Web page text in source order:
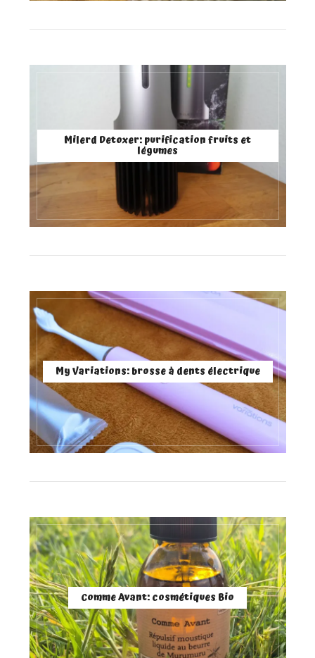
Milerd Detoxer: purification fruits et
légumes
My Variations: brosse à dents électrique
Comme Avant: cosmétiques Bio